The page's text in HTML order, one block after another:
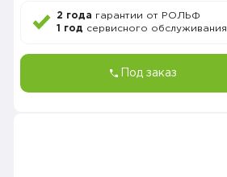
2 года гарантии от РОЛЬФ
1 год сервисного обслуживания
Под заказ